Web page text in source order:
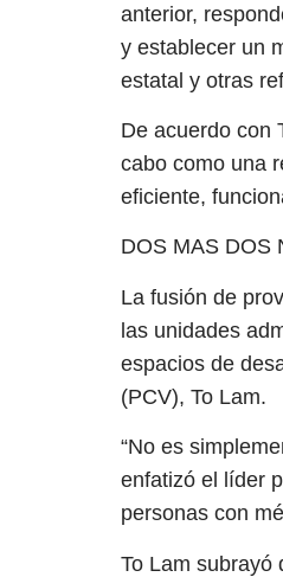
anterior,
y establecer un
estatal y otras
De acuerdo con
cabo como una
eficiente,
DOS MAS DOS
La fusión de
las unidades
espacios de
(PCV), To Lam.
“No es
enfatizó el líder
personas con
To Lam subrayó